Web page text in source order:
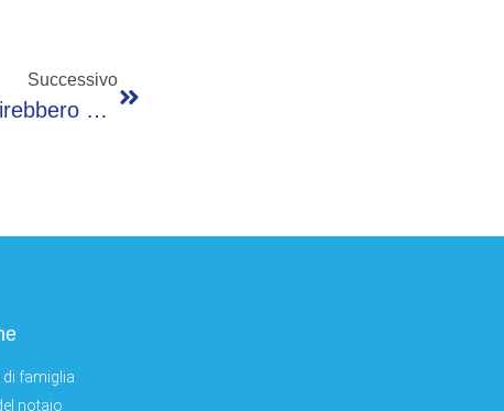
Successivo
Renzi: “I Morti Di Bergamo E Brescia Ci Direbbero Di Riaprire”
di famiglia
notaio